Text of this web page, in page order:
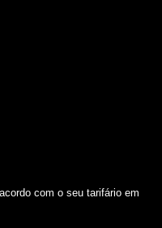
com o seu tarifário em